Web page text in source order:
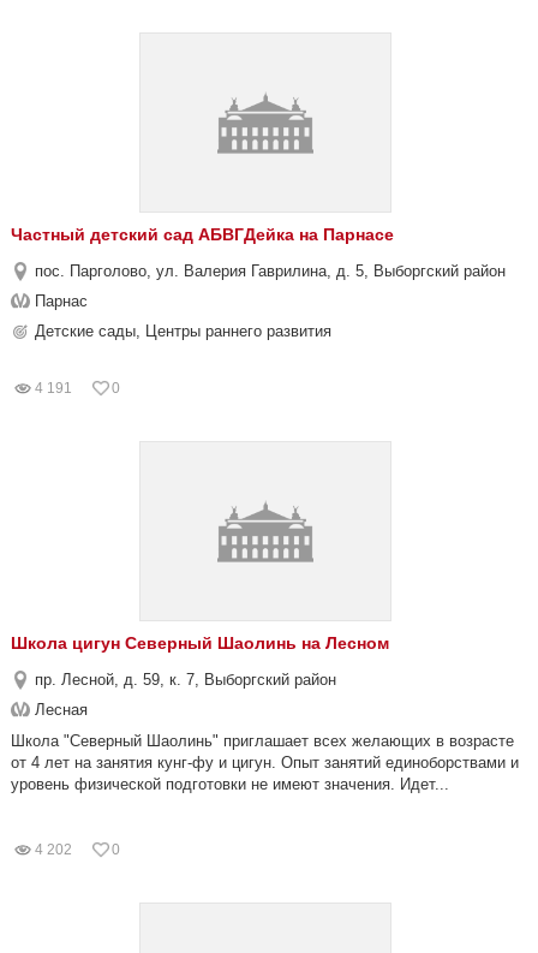
Частный детский сад АБВГДейка на Парнасе
пос. Парголово, ул. Валерия Гаврилина, д. 5, Выборгский район
Парнас
Детские сады, Центры раннего развития
4 191 0
Школа цигун Северный Шаолинь на Лесном
пр. Лесной, д. 59, к. 7, Выборгский район
Лесная
Школа "Северный Шаолинь" приглашает всех желающих в возрасте
от 4 лет на занятия кунг-фу и цигун. Опыт занятий единоборствами и
уровень физической подготовки не имеют значения. Идет...
4 202 0